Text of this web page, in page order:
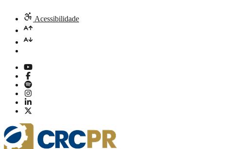
Acessibilidade